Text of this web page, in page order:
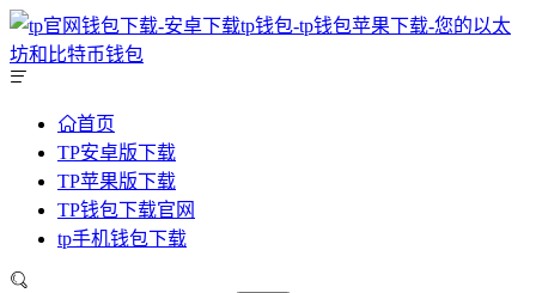
首页
TP安卓版下载
TP苹果版下载
TP钱包下载官网
tp手机钱包下载